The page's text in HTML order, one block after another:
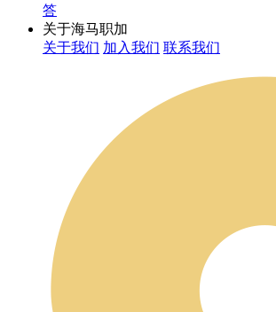
答
关于海马职加
关于我们 加入我们 联系我们